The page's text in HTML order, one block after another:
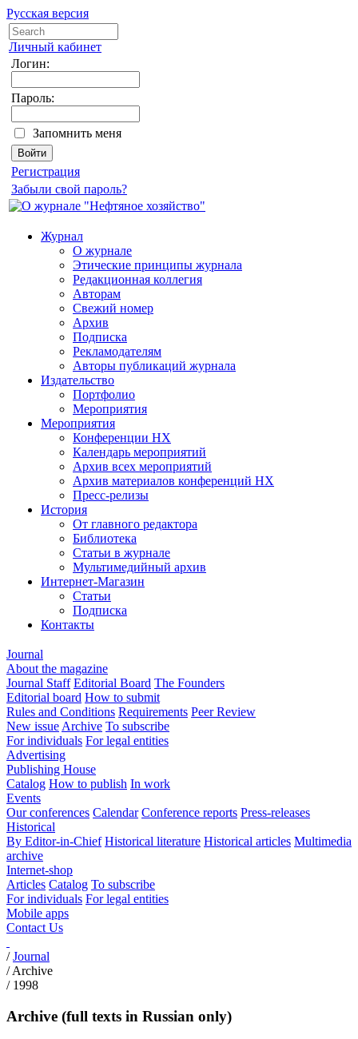
Русская версия
Личный кабинет
Логин:
Пароль:
Запомнить меня
Регистрация
Забыли свой пароль?
Журнал
О журнале
Этические принципы журнала
Редакционная коллегия
Авторам
Свежий номер
Архив
Подписка
Рекламодателям
Авторы публикаций журнала
Издательство
Портфолио
Мероприятия
Мероприятия
Конференции НХ
Календарь мероприятий
Архив всех мероприятий
Архив материалов конференций НХ
Пресс-релизы
История
От главного редактора
Библиотека
Статьи в журнале
Мультимедийный архив
Интернет-Магазин
Статьи
Подписка
Контакты
Journal
About the magazine
Journal Staff Editorial Board The Founders
Editorial board How to submit
Rules and Conditions Requirements Peer Review
New issue Archive To subscribe
For individuals For legal entities
Advertising
Publishing House
Catalog How to publish In work
Events
Our conferences Calendar Conference reports Press-releases
Historical
By Editor-in-Chief Historical literature Historical articles Multimedia
archive
Internet-shop
Articles Catalog To subscribe
For individuals For legal entities
Mobile apps
Contact Us
/Journal
/Archive
/ 1998
Archive (full texts in Russian only)